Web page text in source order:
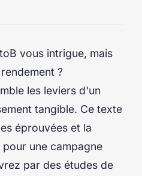
vous intrigue, mais
?
les leviers d'un
tangible. Ce texte
éprouvées et la
une campagne
par des études de